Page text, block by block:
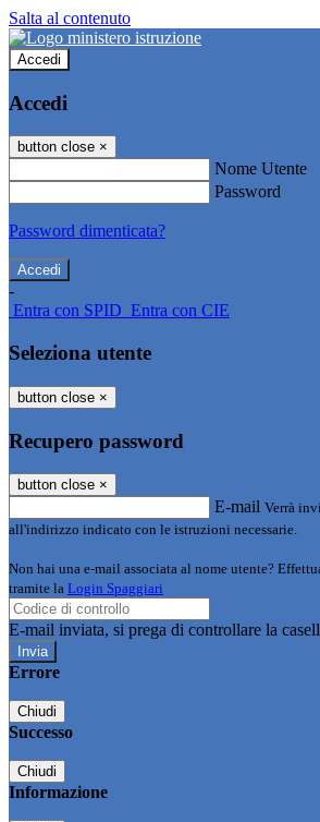
Salta al contenuto
Accedi
Accedi
button close ×
Nome Utente
Password
Password dimenticata?
-
Entra con SPID Entra con CIE
Seleziona utente
button close ×
Recupero password
button close ×
E-mail Verrà
all'indirizzo indicato con le istruzioni necessarie.
Non hai una e-mail associata al nome utente?
tramite la Login Spaggiari
E-mail inviata, si prega di controllare la
Errore
Chiudi
Successo
Chiudi
Informazione